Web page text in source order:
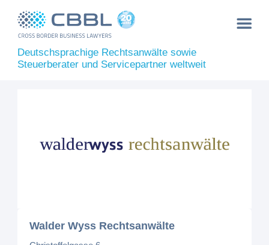
Deutschsprachige Rechtsanwälte sowie
Steuerberater und Servicepartner weltweit
Walder Wyss Rechtsanwälte